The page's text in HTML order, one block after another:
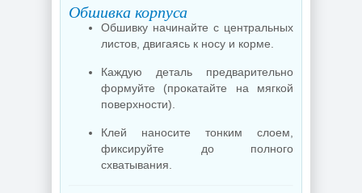
Обшивка корпуса
Обшивку начинайте с центральных
листов, двигаясь к носу и корме.
Каждую деталь предварительно
формуйте (прокатайте на мягкой
поверхности).
Клей наносите тонким слоем,
фиксируйте до полного
схватывания.